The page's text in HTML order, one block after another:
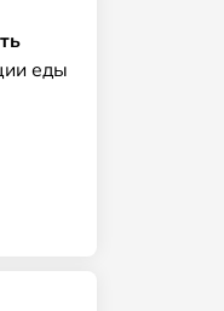
еды